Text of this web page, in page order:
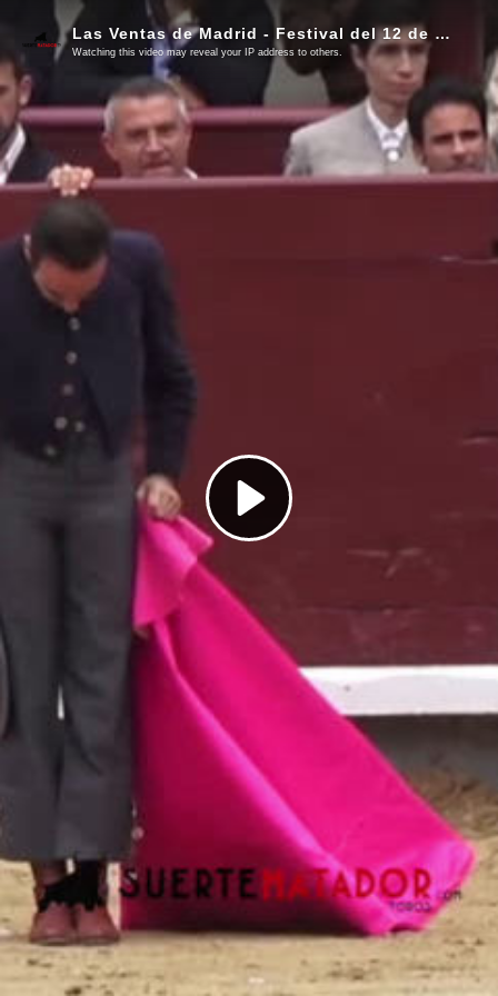
Play
Video
Las Ventas de Madrid - Festival del 12 de octubre de 2025
Watching this video may reveal your IP address to others.